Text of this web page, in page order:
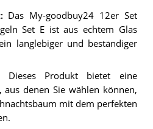
: Das My-goodbuy24 12er Set
Set E ist aus echtem Glas
langlebiger und beständiger
Dieses Produkt bietet eine
aus denen Sie wählen können,
mit dem perfekten